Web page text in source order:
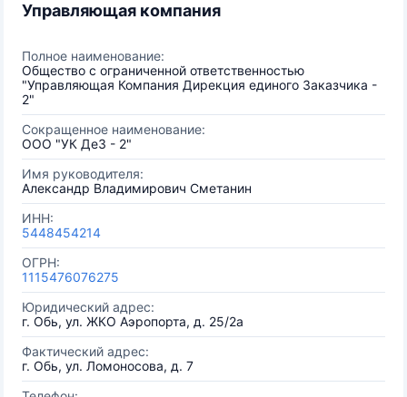
Управляющая компания
Полное наименование:
Общество с ограниченной ответственностью
"Управляющая Компания Дирекция единого Заказчика -
2"
Сокращенное наименование:
ООО "УК ДеЗ - 2"
Имя руководителя:
Александр Владимирович Сметанин
ИНН:
5448454214
ОГРН:
1115476076275
Юридический адрес:
г. Обь, ул. ЖКО Аэропорта, д. 25/2а
Фактический адрес:
г. Обь, ул. Ломоносова, д. 7